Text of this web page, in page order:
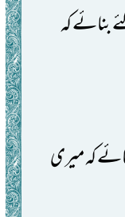
بنائے کہ
کہ میری